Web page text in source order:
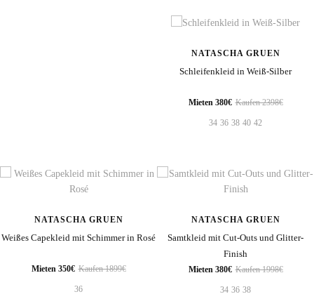
NATASCHA GRUEN
Schleifenkleid in Weiß-Silber
Mieten 380€ Kaufen 2398€
34 36 38 40 42
NATASCHA GRUEN
Weißes Capekleid mit Schimmer in Rosé
Mieten 350€ Kaufen 1899€
36
NATASCHA GRUEN
Samtkleid mit Cut-Outs und Glitter-
Finish
Mieten 380€ Kaufen 1998€
34 36 38